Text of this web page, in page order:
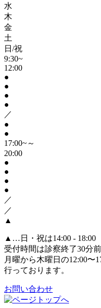
水
木
金
土
日/祝
9:30~
12:00
●
●
●
●
／
●
●
17:00~～
20:00
●
●
●
●
／
／
▲
▲ …日・祝は14:00 - 18:00
受付時間は診察終了30分
月曜から木曜日の12:00〜
行っております。
お問い合わせ